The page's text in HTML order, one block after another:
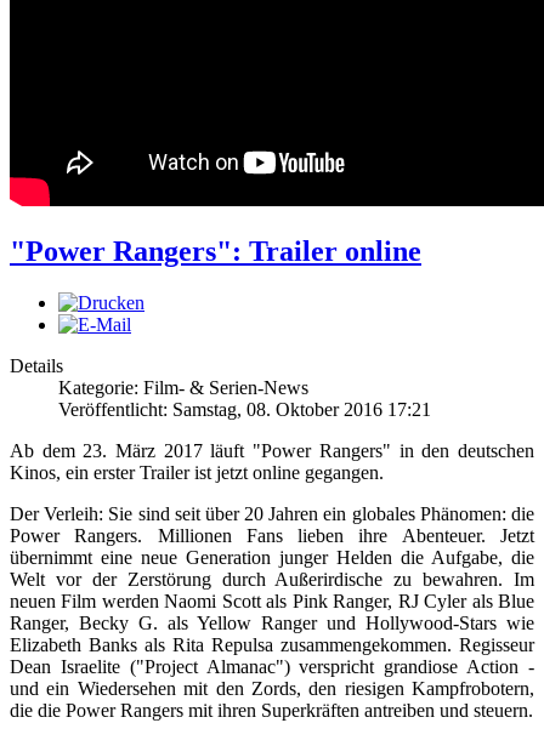
"Power Rangers": Trailer online
Details
Kategorie: Film- & Serien-News
Veröffentlicht: Samstag, 08. Oktober 2016 17:21
Ab dem 23. März 2017 läuft "Power Rangers" in den deutschen
Kinos, ein erster Trailer ist jetzt online gegangen.
Der Verleih: Sie sind seit über 20 Jahren ein globales Phänomen: die
Power Rangers. Millionen Fans lieben ihre Abenteuer. Jetzt
übernimmt eine neue Generation junger Helden die Aufgabe, die
Welt vor der Zerstörung durch Außerirdische zu bewahren. Im
neuen Film werden Naomi Scott als Pink Ranger, RJ Cyler als Blue
Ranger, Becky G. als Yellow Ranger und Hollywood-Stars wie
Elizabeth Banks als Rita Repulsa zusammengekommen. Regisseur
Dean Israelite ("Project Almanac") verspricht grandiose Action -
und ein Wiedersehen mit den Zords, den riesigen Kampfrobotern,
die die Power Rangers mit ihren Superkräften antreiben und steuern.